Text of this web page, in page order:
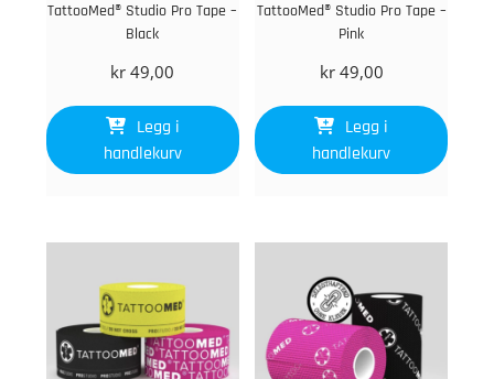
TattooMed® Studio Pro Tape –
Black
kr 49,00
Legg i
handlekurv
TattooMed® Studio Pro Tape –
Pink
kr49,00
Legg i
handlekurv